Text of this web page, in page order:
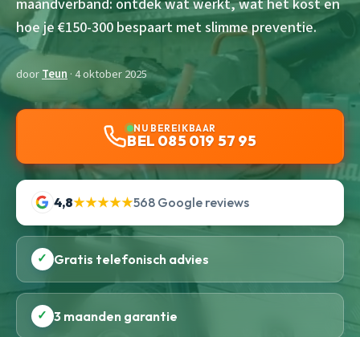
hoe je €150-300 bespaart met slimme preventie.
doorTeun · 4 oktober 2025
NU BEREIKBAAR
BEL 085 019 57 95
4,8★★★★★568 Google reviews
✓ Gratis telefonisch advies
✓ 3 maanden garantie